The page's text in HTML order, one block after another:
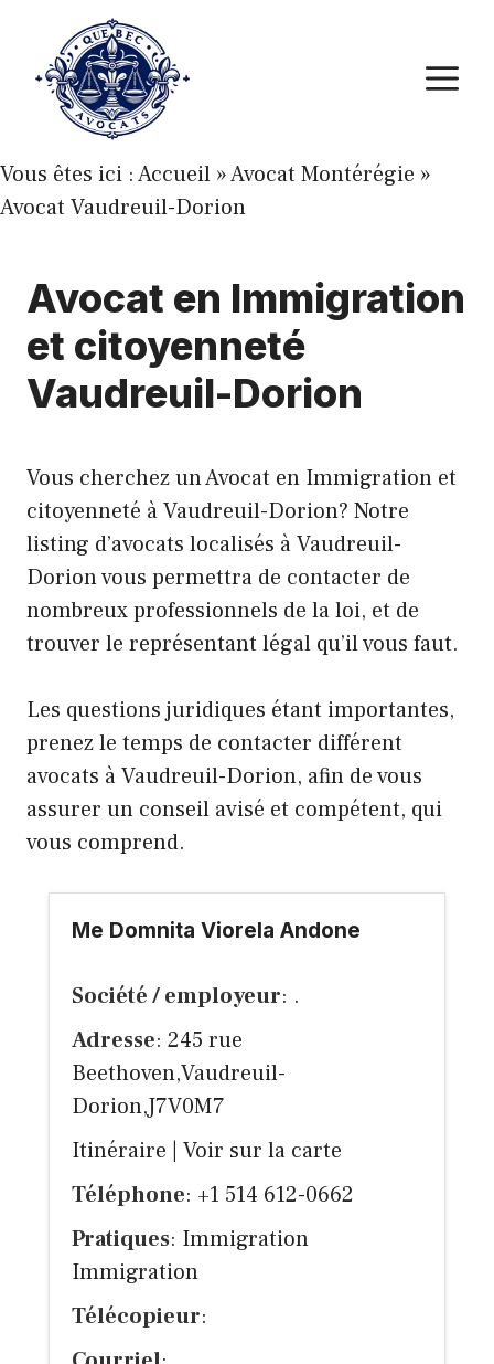
contenu
Vous êtes ici :Accueil »Avocat Montérégie »
Avocat Vaudreuil-Dorion
Avocat en Immigration
et citoyenneté
Vaudreuil-Dorion
Vous cherchez un Avocat en Immigration et
citoyenneté à Vaudreuil-Dorion? Notre
listing d’avocats localisés à Vaudreuil-
Dorion vous permettra de contacter de
nombreux professionnels de la loi, et de
trouver le représentant légal qu’il vous faut.
Les questions juridiques étant importantes,
prenez le temps de contacter différent
avocats à Vaudreuil-Dorion, afin de vous
assurer un conseil avisé et compétent, qui
vous comprend.
Me Domnita Viorela Andone
Société / employeur: .
Adresse: 245 rue
Beethoven,Vaudreuil-
Dorion,J7V0M7
Itinéraire
Voir sur la carte
Téléphone: +1 514 612-0662
Pratiques: Immigration
Immigration
Télécopieur: